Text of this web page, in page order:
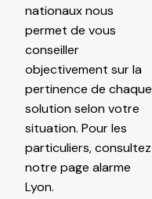
nationaux nous
permet de vous
conseiller
objectivement sur la
pertinence de chaque
solution selon votre
situation. Pour les
particuliers, consultez
notre pagealarme
Lyon.